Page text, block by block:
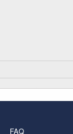
FAQ